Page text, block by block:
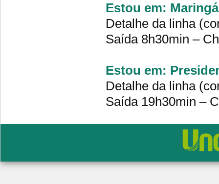
Estou em:
Detalhe da linha
Saída 8h30min –
Estou em:
Detalhe da linha
Saída 19h30min –